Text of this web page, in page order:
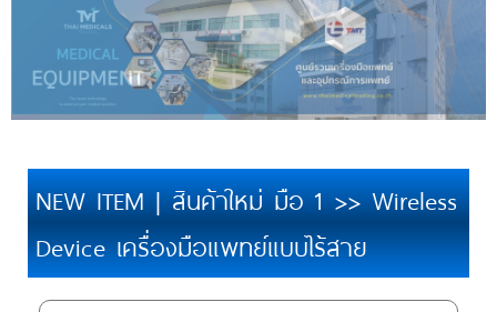
NEW ITEM | สินค้าใหม่ มือ 1 >> Wireless
Device เครื่องมือแพทย์แบบไร้สาย